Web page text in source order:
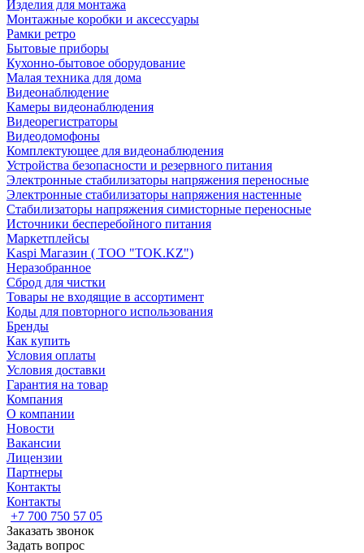
Изделия для монтажа
Монтажные коробки и аксессуары
Рамки ретро
Бытовые приборы
Кухонно-бытовое оборудование
Малая техника для дома
Видеонаблюдение
Камеры видеонаблюдения
Видеорегистраторы
Видеодомофоны
Комплектующее для видеонаблюдения
Устройства безопасности и резервного питания
Электронные стабилизаторы напряжения переносные
Электронные стабилизаторы напряжения настенные
Стабилизаторы напряжения симисторные переносные
Источники бесперебойного питания
Маркетплейсы
Kaspi Магазин ( ТОО "TOK.KZ")
Неразобранное
Сброд для чистки
Товары не входящие в ассортимент
Коды для повторного использования
Бренды
Как купить
Условия оплаты
Условия доставки
Гарантия на товар
Компания
О компании
Новости
Вакансии
Лицензии
Партнеры
Контакты
Контакты
+7 700 750 57 05
Заказать звонок
Задать вопрос